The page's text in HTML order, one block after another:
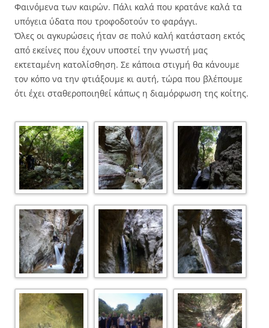
Φαινόμενα των καιρών. Πάλι καλά που κρατάνε καλά τα
υπόγεια ύδατα που τροφοδοτούν το φαράγγι.
Όλες οι αγκυρώσεις ήταν σε πολύ καλή κατάσταση εκτός
από εκείνες που έχουν υποστεί την γνωστή μας
εκτεταμένη κατολίσθηση. Σε κάποια στιγμή θα κάνουμε
τον κόπο να την φτιάξουμε κι αυτή, τώρα που βλέπουμε
ότι έχει σταθεροποιηθεί κάπως η διαμόρφωση της κοίτης.